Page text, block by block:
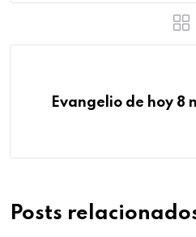
Evangelio de hoy 8
Posts